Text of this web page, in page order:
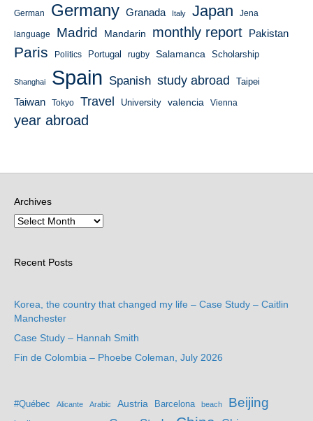
German Germany Granada Italy Japan Jena
language Madrid Mandarin monthly report Pakistan
Paris Politics Portugal rugby Salamanca Scholarship
Shanghai Spain Spanish study abroad Taipei
Taiwan Tokyo Travel University valencia Vienna
year abroad
Archives
Recent Posts
Korea, the country that changed my life – Case Study – Caitlin
Manchester
Case Study – Hannah Smith
Fin de Colombia – Phoebe Coleman, July 2026
#Québec Alicante Arabic Austria Barcelona beach Beijing